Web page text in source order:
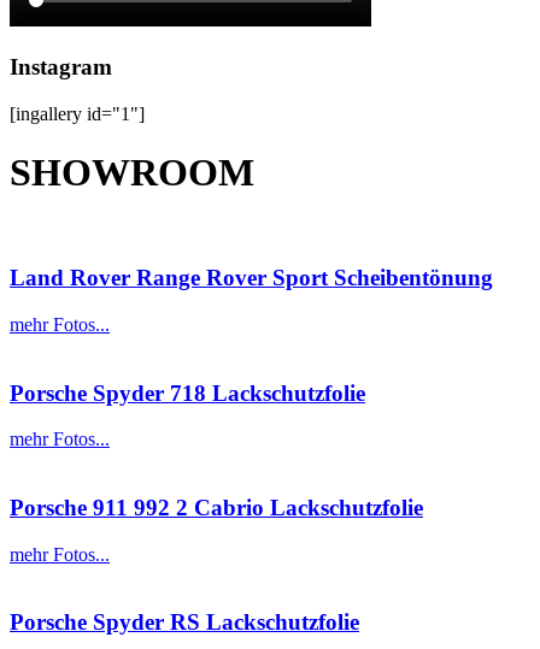
Instagram
[ingallery id="1"]
SHOWROOM
Land Rover Range Rover Sport Scheibentönung
mehr Fotos...
Porsche Spyder 718 Lackschutzfolie
mehr Fotos...
Porsche 911 992 2 Cabrio Lackschutzfolie
mehr Fotos...
Porsche Spyder RS Lackschutzfolie